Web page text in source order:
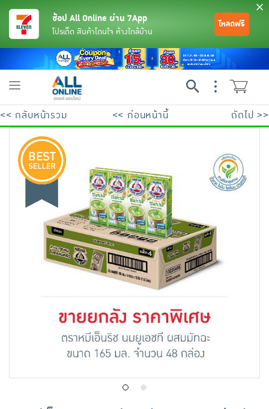
ย้อนกลับ
เครื่องดื่มและผงชงดื่ม
อาหารสด ผัก ผลไม้และเบเกอรี่
ย้อนกลับ
ย้อนกลับ
ย้อนกลับ
ย้อนกลับ
ย้อนกลับ
ย้อนกลับ
ย้อนกลับ
ย้อนกลับ
ย้อนกลับ
พระเครื่อง test pop
ย้อนกลับ
ช้อป All Online ผ่าน 7App
โปรเด็ด สินค้าโดนใจ ห้างใกล้บ้าน
โหลดฟรี
Toggle
<< กลับหน้ารวม << ก่อนหน้านี้ ถัดไป >>